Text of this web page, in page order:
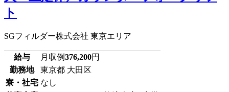
ト
SGフィルダー株式会社 東京エリア
給与 月収例376,200円
勤務地
東京都 大田区
寮・社宅 なし